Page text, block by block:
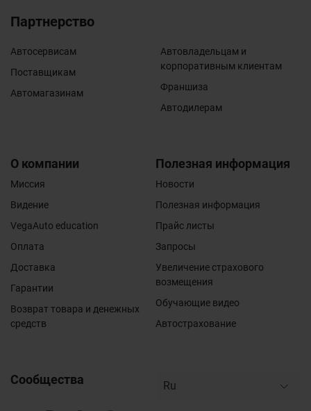
Партнерство
Автосервисам
Поставщикам
Автомагазинам
Автовладельцам и
корпоративным клиентам
Франшиза
Автодилерам
О компании
Миссия
Видение
VegaAuto education
Оплата
Доставка
Гарантии
Возврат товара и денежных
средств
Полезная информация
Новости
Полезная информация
Прайс листы
Запросы
Увеличение страхового
возмещения
Обучающие видео
Автострахование
Сообщества